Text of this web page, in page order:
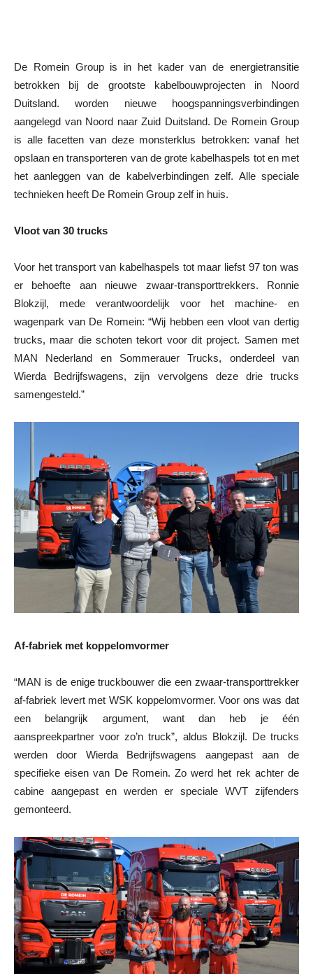
De Romein Group is in het kader van de energietransitie
betrokken bij de grootste kabelbouwprojecten in Noord
Duitsland. worden nieuwe hoogspanningsverbindingen
aangelegd van Noord naar Zuid Duitsland. De Romein Group
is alle facetten van deze monsterklus betrokken: vanaf het
opslaan en transporteren van de grote kabelhaspels tot en met
het aanleggen van de kabelverbindingen zelf. Alle speciale
technieken heeft De Romein Group zelf in huis.
Vloot van 30 trucks
Voor het transport van kabelhaspels tot maar liefst 97 ton was
er behoefte aan nieuwe zwaar-transporttrekkers. Ronnie
Blokzijl, mede verantwoordelijk voor het machine- en
wagenpark van De Romein: “Wij hebben een vloot van dertig
trucks, maar die schoten tekort voor dit project. Samen met
MAN Nederland en Sommerauer Trucks, onderdeel van
Wierda Bedrijfswagens, zijn vervolgens deze drie trucks
samengesteld.”
Af-fabriek met koppelomvormer
“MAN is de enige truckbouwer die een zwaar-transporttrekker
af-fabriek levert met WSK koppelomvormer. Voor ons was dat
een belangrijk argument, want dan heb je één
aanspreekpartner voor zo’n truck”, aldus Blokzijl. De trucks
werden door Wierda Bedrijfswagens aangepast aan de
specifieke eisen van De Romein. Zo werd het rek achter de
cabine aangepast en werden er speciale WVT zijfenders
gemonteerd.